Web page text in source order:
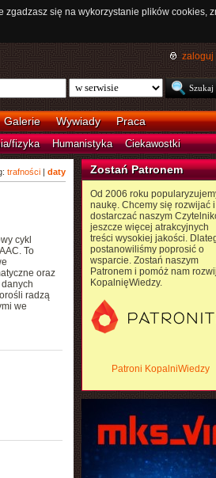
się na wykorzystanie plików cookies,
zaloguj
Galerie Wywiady Praca
fizyka Humanistyka Ciekawostki
trafności| daty
cykl
To
oraz
radzą
we
Zostań Patronem
Od 2006 roku
naukę. Chcemy się rozwijać i
dostarczać naszym
jeszcze więcej atrakcyjnych
treści wysokiej jakości.
postanowiliśmy poprosić o
wsparcie. Zostań naszym
Patronem i pomóż nam
KopalnięWiedzy.
Patroni KopalniWiedzy